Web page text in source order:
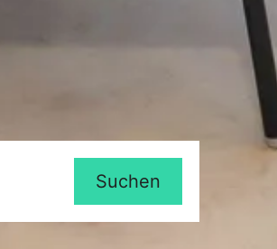
Suchen